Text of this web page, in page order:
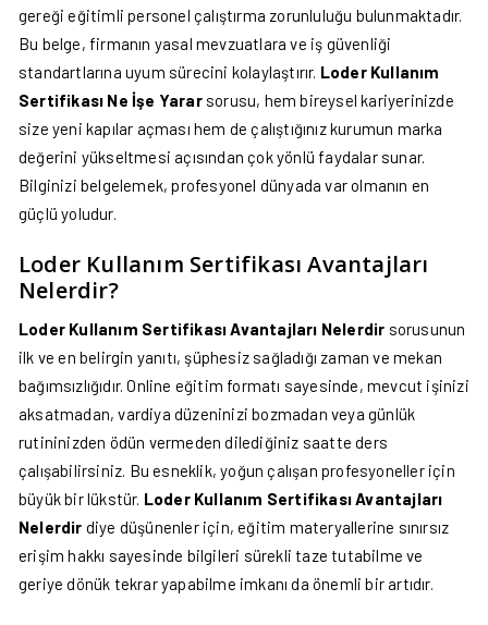
gereği eğitimli personel çalıştırma zorunluluğu bulunmaktadır.
Bu belge, firmanın yasal mevzuatlara ve iş güvenliği
standartlarına uyum sürecini kolaylaştırır. Loder Kullanım
Sertifikası Ne İşe Yararsorusu, hem bireysel kariyerinizde
size yeni kapılar açması hem de çalıştığınız kurumun marka
değerini yükseltmesi açısından çok yönlü faydalar sunar.
Bilginizi belgelemek, profesyonel dünyada var olmanın en
güçlü yoludur.
Loder Kullanım Sertifikası Avantajları
Nelerdir?
Loder Kullanım Sertifikası Avantajları Nelerdir sorusunun
ilk ve en belirgin yanıtı, şüphesiz sağladığı zaman ve mekan
bağımsızlığıdır. Online eğitim formatı sayesinde, mevcut işinizi
aksatmadan, vardiya düzeninizi bozmadan veya günlük
rutininizden ödün vermeden dilediğiniz saatte ders
çalışabilirsiniz. Bu esneklik, yoğun çalışan profesyoneller için
büyük bir lükstür. Loder Kullanım Sertifikası Avantajları
Nelerdir diye düşünenler için, eğitim materyallerine sınırsız
erişim hakkı sayesinde bilgileri sürekli taze tutabilme ve
geriye dönük tekrar yapabilme imkanı da önemli bir artıdır.